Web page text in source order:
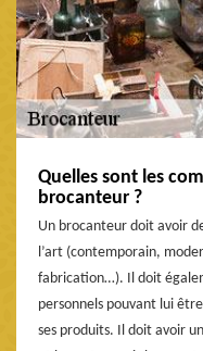
Quelles sont les
brocanteur ?
Un brocanteur doit avoir
l’art (contemporain,
fabrication…). Il doit
personnels pouvant lui
ses produits. Il doit avoir